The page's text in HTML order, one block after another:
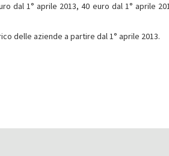
1° aprile 2013, 40 euro dal 1° aprile
delle aziende a partire dal 1° aprile 2013.